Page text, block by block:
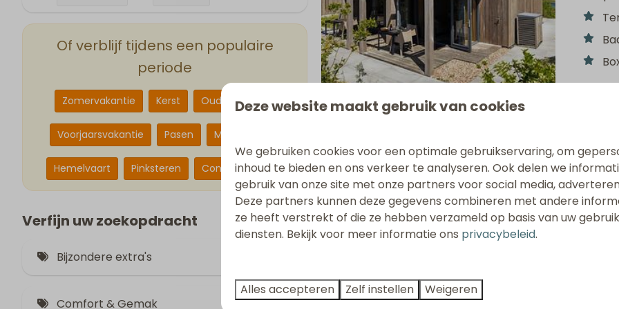
Of verblijf tijdens een populaire
periode
Zomervakantie Kerst Oud en nieuw
Voorjaarsvakantie Pasen Meivakantie
Hemelvaart Pinksteren Concert at Sea
Verfijn uw zoekopdracht
Bijzondere extra's
Jacuzzi (2)
Comfort & Gemak
Studio
2
De 2-
unieke
Deze website maakt gebruik van cookies
We gebruiken cookies voor een optimale gebruikservaring, om
inhoud te bieden en ons verkeer te analyseren. Ook delen we
gebruik van onze site met onze partners voor social media,
Deze partners kunnen deze gegevens combineren met andere
ze heeft verstrekt of die ze hebben verzameld op basis van uw
diensten. Bekijk voor meer informatie ons privacybeleid.
Alles accepteren Zelf instellen Weigeren